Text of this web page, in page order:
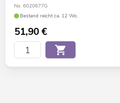
No. 6020677G
Bestand reicht ca. 12 Wo.
51,90€